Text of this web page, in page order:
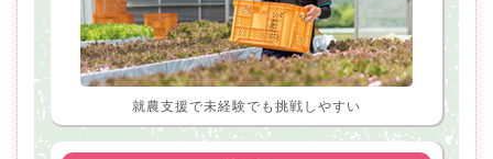
就農支援で未経験でも挑戦しやすい